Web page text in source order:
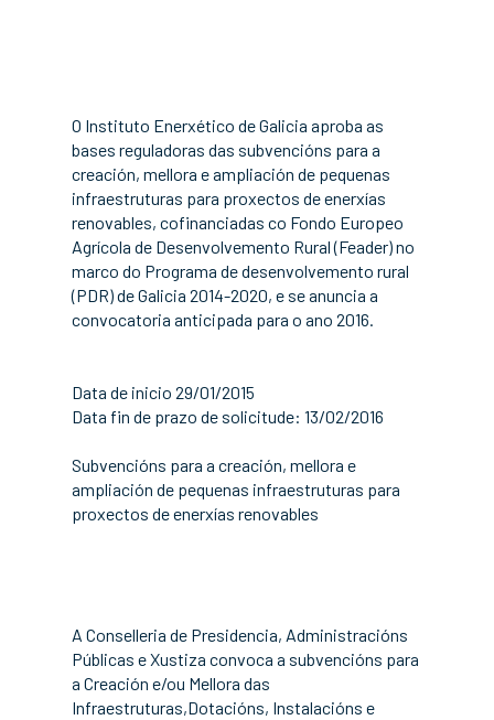
O Instituto Enerxético de Galicia aproba as
bases reguladoras das subvencións para a
creación, mellora e ampliación de pequenas
infraestruturas para proxectos de enerxías
renovables, cofinanciadas co Fondo Europeo
Agrícola de Desenvolvemento Rural (Feader) no
marco do Programa de desenvolvemento rural
(PDR) de Galicia 2014-2020, e se anuncia a
convocatoria anticipada para o ano 2016.
Data de inicio 29/01/2015
Data fin de prazo de solicitude: 13/02/2016
Subvencións para a creación, mellora e
ampliación de pequenas infraestruturas para
proxectos de enerxías renovables
A Conselleria de Presidencia, Administracións
Públicas e Xustiza convoca a subvencións para
a Creación e/ou Mellora das
Infraestruturas,Dotacións, Instalacións e